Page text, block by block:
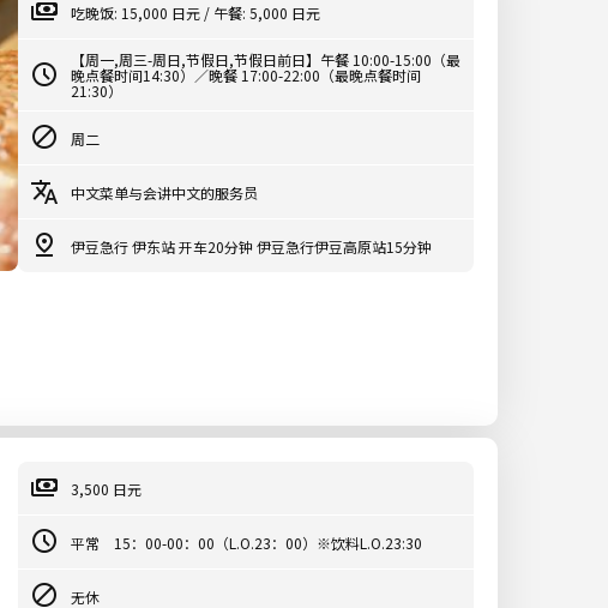
吃晚饭: 15,000 日元 / 午餐: 5,000 日元
【周一,周三-周日,节假日,节假日前日】午餐 10:00-15:00（最
晚点餐时间14:30）／晚餐 17:00-22:00（最晚点餐时间
21:30）
周二
中文菜单与会讲中文的服务员
伊豆急行 伊东站 开车20分钟 伊豆急行伊豆高原站15分钟
3,500 日元
平常 15：00-00：00（L.O.23：00）※饮料L.O.23:30
无休